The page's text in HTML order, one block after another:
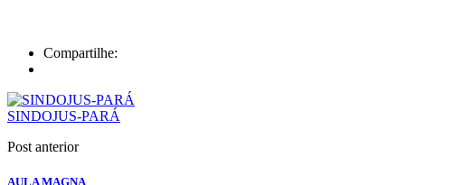
Compartilhe:
SINDOJUS-PARÁ
Post anterior
AULA MAGNA